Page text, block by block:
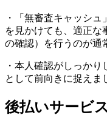
・「無審査キャッシ
を見かけても、適正な
の確認）を行うのが通
・本人確認がしっか
として前向きに捉えま
後払いサービ